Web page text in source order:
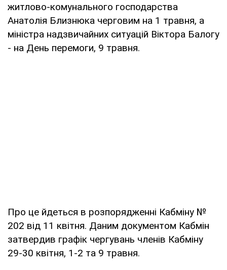
житлово-комунального господарства
Анатолія Близнюка черговим на 1 травня, а
міністра надзвичайних ситуацій Віктора Балогу
- на День перемоги, 9 травня.
Про це йдеться в розпорядженні Кабміну №
202 від 11 квітня. Даним документом Кабмін
затвердив графік чергувань членів Кабміну
29-30 квітня, 1-2 та 9 травня.